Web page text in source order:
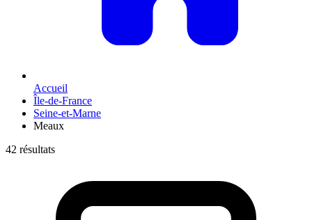
Accueil
Île-de-France
Seine-et-Marne
Meaux
42 résultats